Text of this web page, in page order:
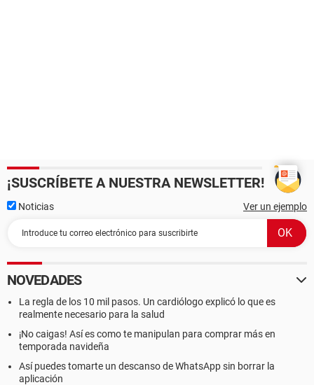
¡SUSCRÍBETE A NUESTRA NEWSLETTER!
Noticias Ver un ejemplo
NOVEDADES
La regla de los 10 mil pasos. Un cardiólogo explicó lo que es
realmente necesario para la salud
¡No caigas! Así es como te manipulan para comprar más en
temporada navideña
Así puedes tomarte un descanso de WhatsApp sin borrar la
aplicación